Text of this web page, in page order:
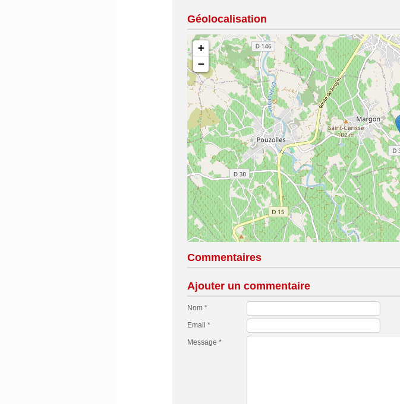
Géolocalisation
+
−
Commentaires
Ajouter un commentaire
Nom *
Email *
Message *